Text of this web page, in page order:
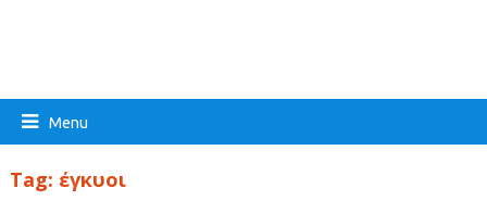
Menu
Tag: έγκυοι